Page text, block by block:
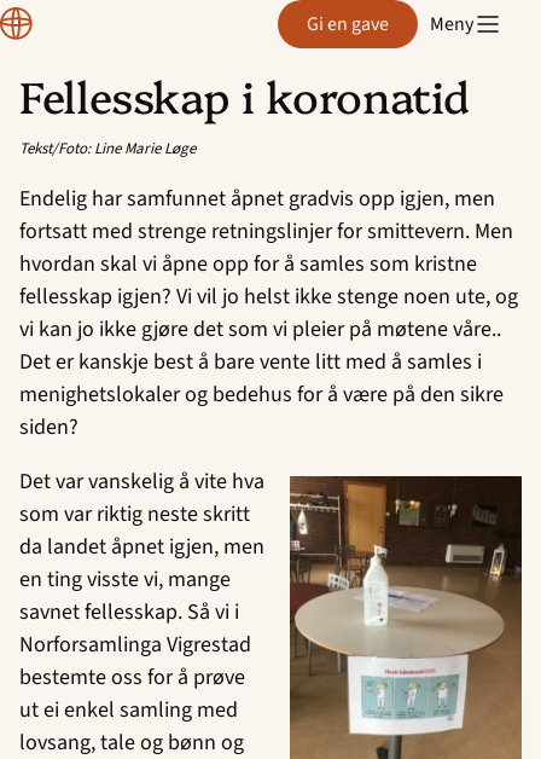
Hopp
til
innhold
Region
Rogaland Gi en gave Meny
Fellesskap i koronatid
Tekst/Foto: Line Marie Løge
Endelig har samfunnet åpnet gradvis opp igjen, men
fortsatt med strenge retningslinjer for smittevern. Men
hvordan skal vi åpne opp for å samles som kristne
fellesskap igjen? Vi vil jo helst ikke stenge noen ute, og
vi kan jo ikke gjøre det som vi pleier på møtene våre..
Det er kanskje best å bare vente litt med å samles i
menighetslokaler og bedehus for å være på den sikre
siden?
Det var vanskelig å vite hva
som var riktig neste skritt
da landet åpnet igjen, men
en ting visste vi, mange
savnet fellesskap. Så vi i
Norforsamlinga Vigrestad
bestemte oss for å prøve
ut ei enkel samling med
lovsang, tale og bønn og